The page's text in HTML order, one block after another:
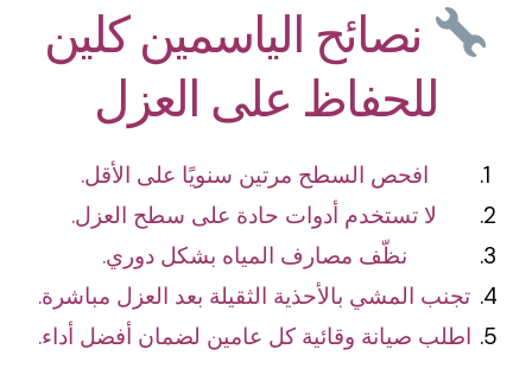
نصائح الياسمين كلين
للحفاظ على العزل
افحص السطح مرتين سنويًا على الأقل.
لا تستخدم أدوات حادة على سطح العزل.
نظّف مصارف المياه بشكل دوري.
تجنب المشي بالأحذية الثقيلة بعد العزل مباشرة.
اطلب صيانة وقائية كل عامين لضمان أفضل أداء.